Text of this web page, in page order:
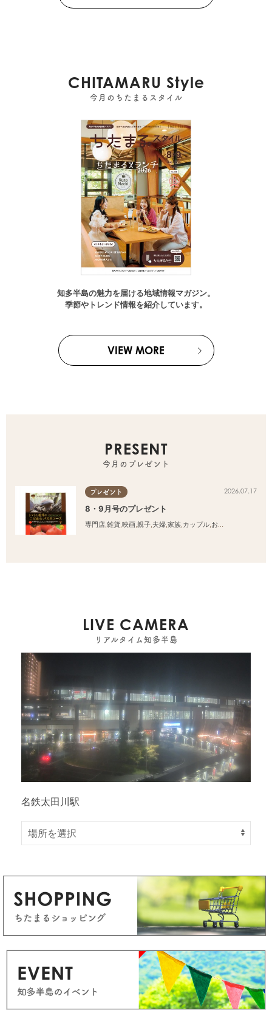
CHITAMARU Style
今月のちたまるスタイル
知多半島の魅力を届ける地域情報マガジン。
季節やトレンド情報を紹介しています。
VIEW MORE
PRESENT
今月のプレゼント
プレゼント 2026.07.17
8・9月号のプレゼント
専門店,雑貨,映画,親子,夫婦,家族,カップル,おひとりさま
LIVE CAMERA
リアルタイム知多半島
名鉄太田川駅